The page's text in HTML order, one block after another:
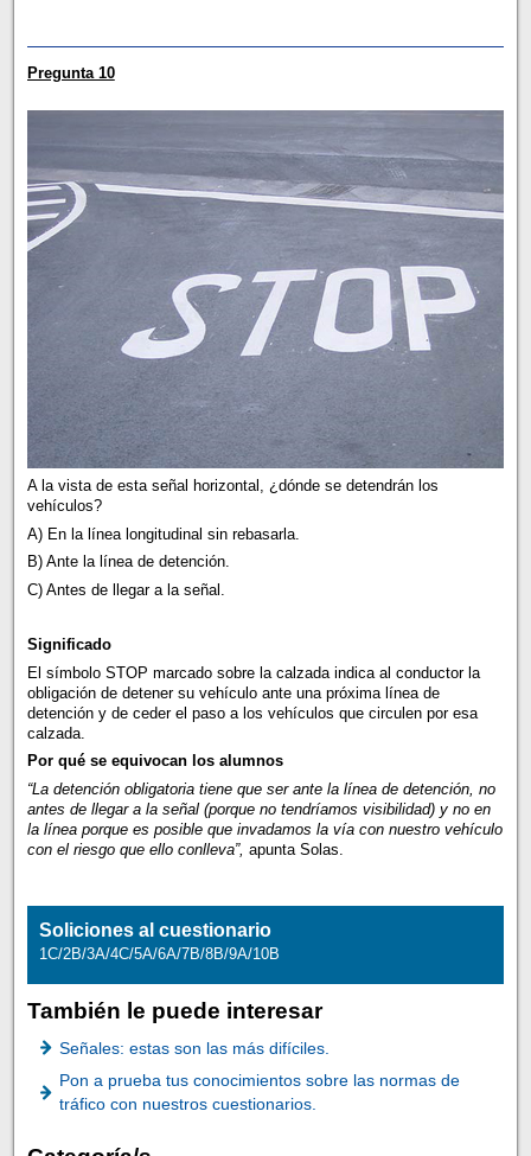
Pregunta 10
A la vista de esta señal horizontal, ¿dónde se detendrán los
vehículos?
A) En la línea longitudinal sin rebasarla.
B) Ante la línea de detención.
C) Antes de llegar a la señal.
Significado
El símbolo STOP marcado sobre la calzada indica al conductor la
obligación de detener su vehículo ante una próxima línea de
detención y de ceder el paso a los vehículos que circulen por esa
calzada.
Por qué se equivocan los alumnos
“La detención obligatoria tiene que ser ante la línea de detención, no
antes de llegar a la señal (porque no tendríamos visibilidad) y no en
la línea porque es posible que invadamos la vía con nuestro vehículo
con el riesgo que ello conlleva”, apunta Solas.
Soliciones al cuestionario
1C/2B/3A/4C/5A/6A/7B/8B/9A/10B
También le puede interesar
Señales: estas son las más difíciles.
Pon a prueba tus conocimientos sobre las normas de
tráfico con nuestros cuestionarios.